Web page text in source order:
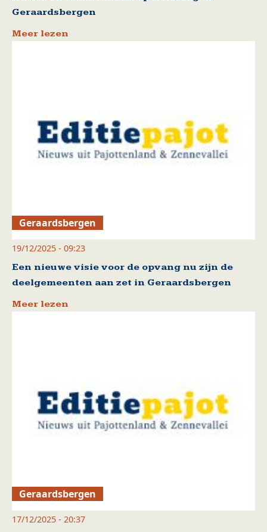
Geraardsbergen
Meer lezen
Geraardsbergen
19/12/2025 - 09:23
Een nieuwe visie voor de opvang nu zijn de
deelgemeenten aan zet in Geraardsbergen
Meer lezen
Geraardsbergen
17/12/2025 - 20:37